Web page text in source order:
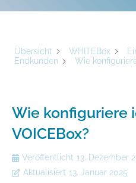
Übersicht WHITEBox
Endkunden
Wie
Wie konfiguriere
VOICEBox?
Veröffentlicht 13. Dezember
Aktualisiert 13. Januar 2025